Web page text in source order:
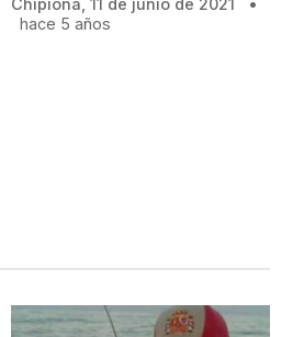
Chipiona, 11 de junio de 2021
•
hace 5 años